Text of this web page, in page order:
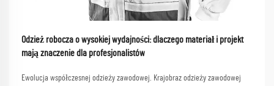
Odzież robocza o wysokiej wydajności: dlaczego materiał i projekt
mają znaczenie dla profesjonalistów
Ewolucja współczesnej odzieży zawodowej. Krajobraz odzieży zawodowej